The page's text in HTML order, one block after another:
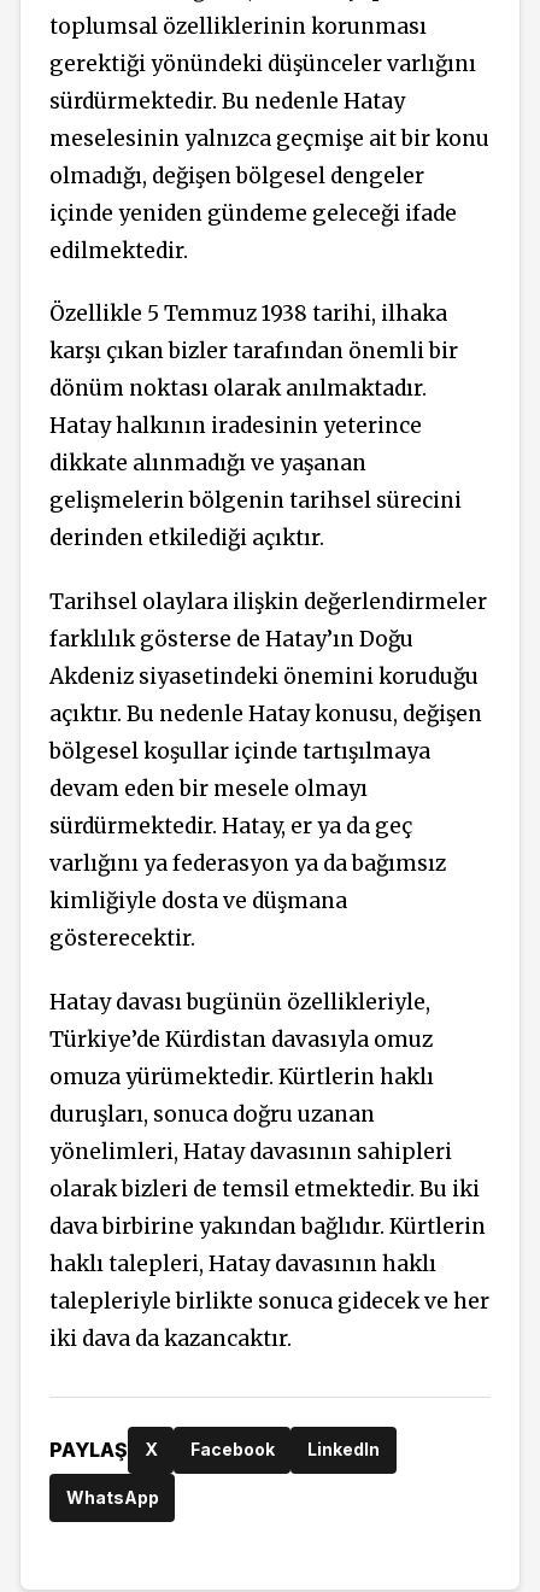
toplumsal özelliklerinin korunması
gerektiği yönündeki düşünceler varlığını
sürdürmektedir. Bu nedenle Hatay
meselesinin yalnızca geçmişe ait bir konu
olmadığı, değişen bölgesel dengeler
içinde yeniden gündeme geleceği ifade
edilmektedir.
Özellikle 5 Temmuz 1938 tarihi, ilhaka
karşı çıkan bizler tarafından önemli bir
dönüm noktası olarak anılmaktadır.
Hatay halkının iradesinin yeterince
dikkate alınmadığı ve yaşanan
gelişmelerin bölgenin tarihsel sürecini
derinden etkilediği açıktır.
Tarihsel olaylara ilişkin değerlendirmeler
farklılık gösterse de Hatay’ın Doğu
Akdeniz siyasetindeki önemini koruduğu
açıktır. Bu nedenle Hatay konusu, değişen
bölgesel koşullar içinde tartışılmaya
devam eden bir mesele olmayı
sürdürmektedir. Hatay, er ya da geç
varlığını ya federasyon ya da bağımsız
kimliğiyle dosta ve düşmana
gösterecektir.
Hatay davası bugünün özellikleriyle,
Türkiye’de Kürdistan davasıyla omuz
omuza yürümektedir. Kürtlerin haklı
duruşları, sonuca doğru uzanan
yönelimleri, Hatay davasının sahipleri
olarak bizleri de temsil etmektedir. Bu iki
dava birbirine yakından bağlıdır. Kürtlerin
haklı talepleri, Hatay davasının haklı
talepleriyle birlikte sonuca gidecek ve her
iki dava da kazancaktır.
PAYLAŞ X Facebook LinkedIn
WhatsApp